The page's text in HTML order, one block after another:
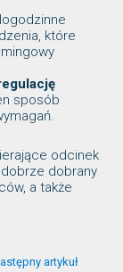
które
sposób
odcinek
dobrze dobrany
a także
artykuł